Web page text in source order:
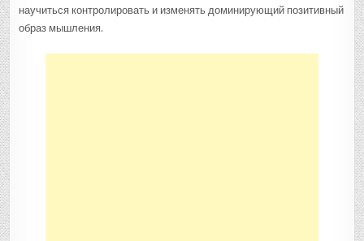
научиться контролировать и изменять доминирующий позитивный
образ мышления.